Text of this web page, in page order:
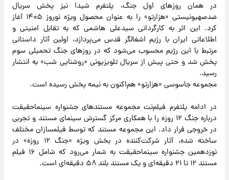
در همان روزهای اول جنگ، پلتفرم شیدا نیز پخش سریال
ضدصهیونیستی «هزارتو» را به عنوان محصول ویژه نوروز ۱۴۰۵ آغاز
کرد. این اثر به کارگردانی سیدعلی هاشمی که به تقابل امنیتی و
اطلاعاتی ایران با رژیم اشغالگر قدس می‌پردازد، اولین آثار داستانی
مرتبط با این رژیم محسوب می‌شود که در روزهای جنگ تحمیلی سوم
پخش شد و حتی پیش از سریال تلویزیونی «روشنایی شب» به انتشار
رسید.
مجموعه جاسوسی «هزارتو» هم‌اکنون به نیمه پخش رسیده است.
در ادامه پلتفرم فیلم‌نت مجموعه مستندهای جشنواره سینماحقیقت
درباره جنگ ۱۲ روزه را با همکاری مرکز گسترش سینمای مستند و تجربی
در خروجی قرار داد. این مجموعه مستند که توسط فیلمسازان مختلف
ساخته شده، آثار شرکت‌کننده در بخش ویژه «جنگ ۱۲ روزه» در
نوزدهمین جشنواره سینماحقیقت به شمار می‌رود که شامل ۱۶ فیلم
مستند ۱۲ تا ۲۱ دقیقه‌ای و یک مستند بلند ۵۸ دقیقه‌ای است.